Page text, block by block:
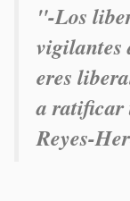
"-Los
vigilantes
eres
a ratificar
Reyes-